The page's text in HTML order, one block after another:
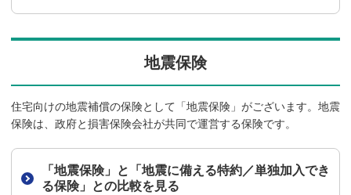
地震保険
住宅向けの地震補償の保険として「地震保険」がございます。地震
保険は、政府と損害保険会社が共同で運営する保険です。
「地震保険」と「地震に備える特約／単独加入でき
る保険」との比較を見る